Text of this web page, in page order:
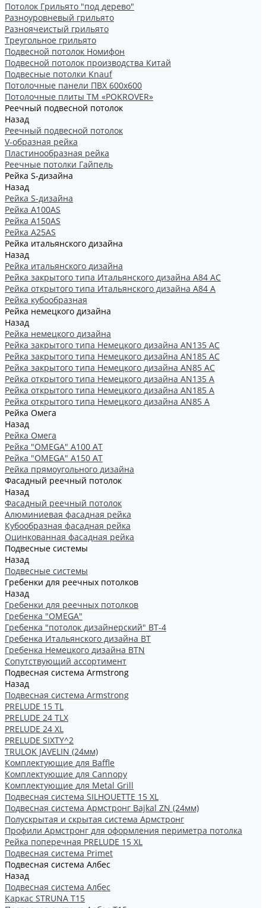
Потолок Грильято "под дерево"
Разноуровневый грильято
Разноячеистый грильято
Треугольное грильято
Подвесной потолок Номифон
Подвесной потолок производства Китай
Подвесные потолки Knauf
Потолочные панели ПВХ 600х600
Потолочные плиты ТМ «POKROVER»
Реечный подвесной потолок
Назад
Реечный подвесной потолок
V-образная рейка
Пластинообразная рейка
Реечные потолки Гайпель
Рейка S-дизайна
Назад
Рейка S-дизайна
Рейка А100АS
Рейка А150АS
Рейка А25АS
Рейка итальянского дизайна
Назад
Рейка итальянского дизайна
Рейка закрытого типа Итальянского дизайна А84 АС
Рейка открытого типа Итальянского дизайна А84 А
Рейка кубообразная
Рейка немецкого дизайна
Назад
Рейка немецкого дизайна
Рейка закрытого типа Немецкого дизайна АN135 АС
Рейка закрытого типа Немецкого дизайна АN185 АС
Рейка закрытого типа Немецкого дизайна АN85 АС
Рейка открытого типа Немецкого дизайна АN135 А
Рейка открытого типа Немецкого дизайна АN185 А
Рейка открытого типа Немецкого дизайна АN85 А
Рейка Омега
Назад
Рейка Омега
Рейка "OMEGA" А100 АТ
Рейка "OMEGA" А150 АТ
Рейка прямоугольного дизайна
Фасадный реечный потолок
Назад
Фасадный реечный потолок
Алюминиевая фасадная рейка
Кубообразная фасадная рейка
Оцинкованная фасадная рейка
Подвесные системы
Назад
Подвесные системы
Гребенки для реечных потолков
Назад
Гребенки для реечных потолков
Гребенка "OMEGA"
Гребенка "потолок дизайнерский" ВТ-4
Гребенка Итальянского дизайна BT
Гребенка Немецкого дизайна ВТN
Сопутствующий ассортимент
Подвесная система Armstrong
Назад
Подвесная система Armstrong
PRELUDE 15 TL
PRELUDE 24 TLX
PRELUDE 24 XL
PRELUDE SIXTY^2
TRULOK JAVELIN (24мм)
Комплектующие для Baffle
Комплектующие для Cannopy
Комплектующие для Metal Grill
Подвесная система SILHOUETTE 15 XL
Подвесная система Армстронг Bajkal ZN (24мм)
Полускрытая и скрытая система Армстронг
Профили Армстронг для оформления периметра потолка
Рейка поперечная PRELUDE 15 XL
Подвесная система Primet
Подвесная система Албес
Назад
Подвесная система Албес
Каркас STRUNA Т15